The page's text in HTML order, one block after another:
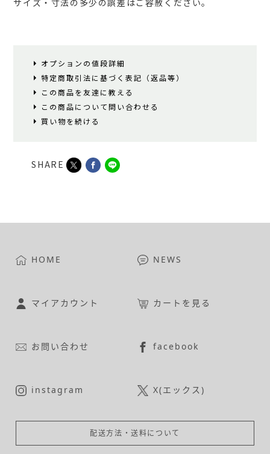
サイズ・寸法の多少の誤差はご容赦ください。
オプションの値段詳細
特定商取引法に基づく表記（返品等）
この商品を友達に教える
この商品について問い合わせる
買い物を続ける
SHARE
HOME NEWS
マイアカウント カートを見る
お問い合わせ facebook
instagram X(エックス)
配送方法・送料について